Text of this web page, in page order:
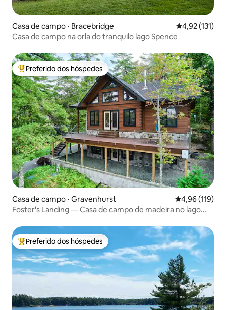
Casa de campo ⋅ Bracebridge 4,92 de uma
4,92 (131)
Casa de campo na orla do tranquilo lago Spence
Entre os melhores preferidos dos hóspedes
Preferido dos hóspedes
Casa de campo ⋅ Gravenhurst 4,96 de uma
4,96 (119)
Foster's Landing — Casa de campo de madeira no lago
Entre os melhores preferidos dos hóspedes
Preferido dos hóspedes